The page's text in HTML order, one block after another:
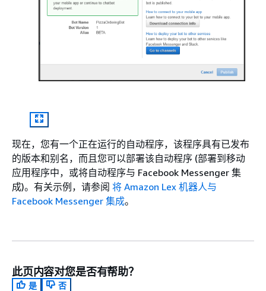
现在，您有一个正在运行的自动程序，该程序具有已发布
的版本和别名，而且您可以部署该自动程序 (部署到移动
应用程序中，或将自动程序与 Facebook Messenger 集
成)。有关示例，请参阅 将 Amazon Lex 机器人与
Facebook Messenger 集成。
此页内容对您是否有帮助？
是
否